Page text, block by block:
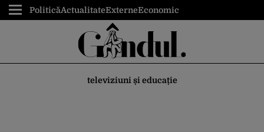
PoliticăActualitateExterneEconomic
televiziuni și educație